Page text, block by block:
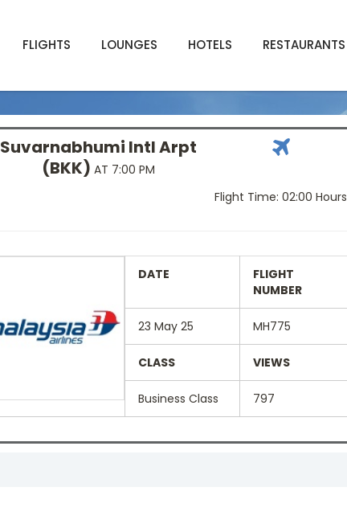
FLIGHTS LOUNGES HOTELS RESTAURANTS
Suvarnabhumi Intl Arpt
(BKK) AT 7:00 PM
Flight Time: 02:00 Hours
DATE
FLIGHT
NUMBER
23 May 25 MH775
CLASS VIEWS
Business Class 797